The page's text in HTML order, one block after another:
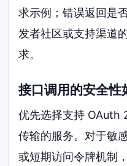
求示例；错误返回是
发者社区或支持渠道
求。
接口调用的安全性
优先选择支持 OAuth
传输的服务。对于敏
或短期访问令牌机制